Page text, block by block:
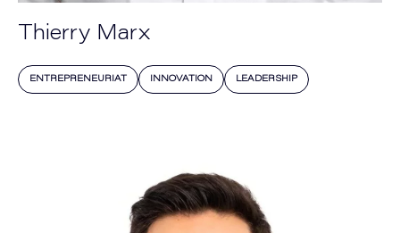
Thierry Marx
ENTREPRENEURIAT INNOVATION LEADERSHIP